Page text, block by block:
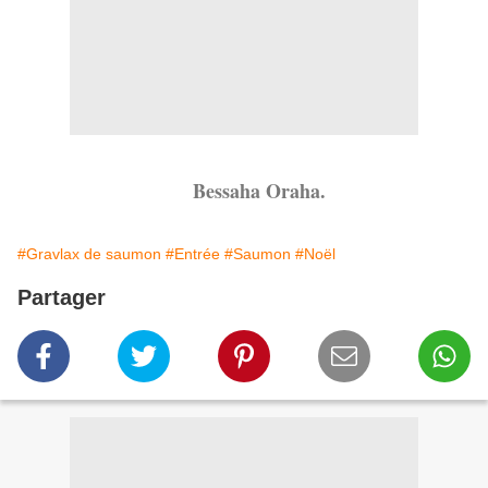
Bessaha Oraha.
#Gravlax de saumon #Entrée #Saumon #Noël
Partager